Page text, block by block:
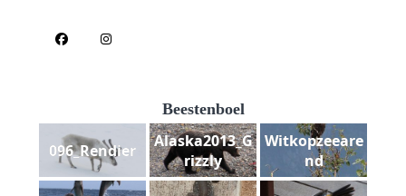
Beestenboel
096_Rendier
Alaska2013_G
rizzly
Witkopzeeare
nd